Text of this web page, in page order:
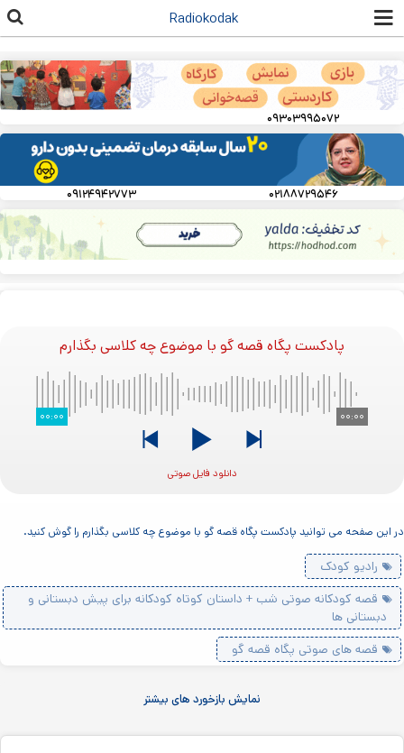
محتوای
اصلی
Radiokodak
۰۹۳۰۳۹۹۵۰۷۲
۰۲۱۸۸۷۲۹۵۴۶ ۰۹۱۲۴۹۴۲۷۷۳
پادکست پگاه قصه گو با موضوع چه کلاسی بگذارم
۰۰:۰۰ ۰۰:۰۰
دانلود فایل صوتی
در این صفحه می توانید پادکست پگاه قصه گو با موضوع چه کلاسی بگذارم را گوش کنید.
رادیو کودک
قصه کودکانه صوتی شب + داستان کوتاه کودکانه برای پیش دبستانی و
دبستانی ها
قصه های صوتی پگاه قصه گو
نمایش بازخورد های بیشتر